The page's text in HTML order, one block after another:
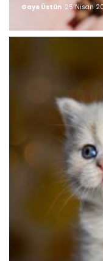
Gaye Üstün 25 Nisan